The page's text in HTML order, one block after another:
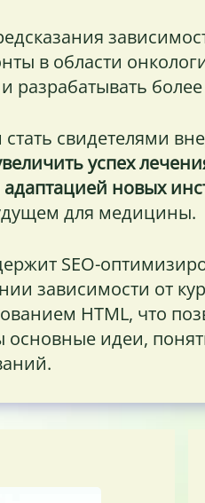
в области
разрабатывать
свидетелями
успех
новых
для медицины.
SEO-
зависимости от
HTML, что
идеи,